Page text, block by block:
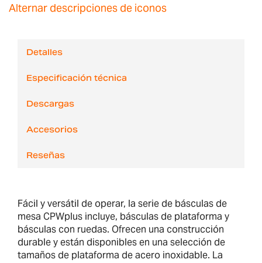
Alternar descripciones de iconos
Detalles
Especificación técnica
Descargas
Accesorios
Reseñas
Fácil y versátil de operar, la serie de básculas de
mesa CPWplus incluye, básculas de plataforma y
básculas con ruedas. Ofrecen una construcción
durable y están disponibles en una selección de
tamaños de plataforma de acero inoxidable. La